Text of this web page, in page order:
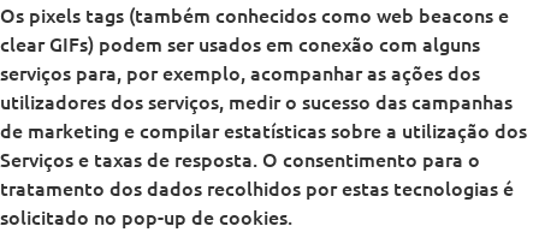
Os pixels tags (também conhecidos como web beacons e
clear GIFs) podem ser usados em conexão com alguns
serviços para, por exemplo, acompanhar as ações dos
utilizadores dos serviços, medir o sucesso das campanhas
de marketing e compilar estatísticas sobre a utilização dos
Serviços e taxas de resposta. O consentimento para o
tratamento dos dados recolhidos por estas tecnologias é
solicitado no pop-up de cookies.